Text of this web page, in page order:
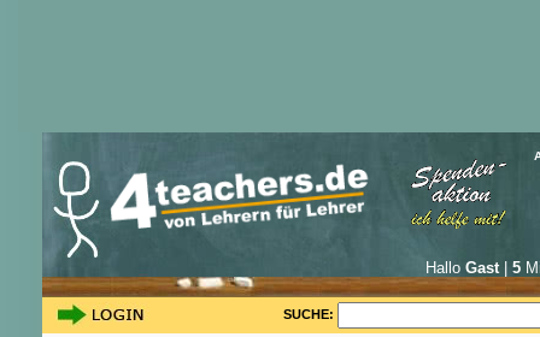
Hallo Gast| 5
SUCHE: